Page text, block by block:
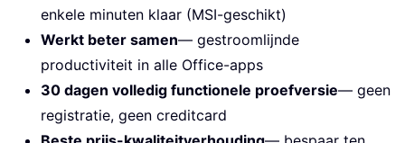
enkele minuten klaar (MSI-geschikt)
Werkt beter samen— gestroomlijnde
productiviteit in alle Office-apps
30 dagen volledig functionele proefversie— geen
registratie, geen creditcard